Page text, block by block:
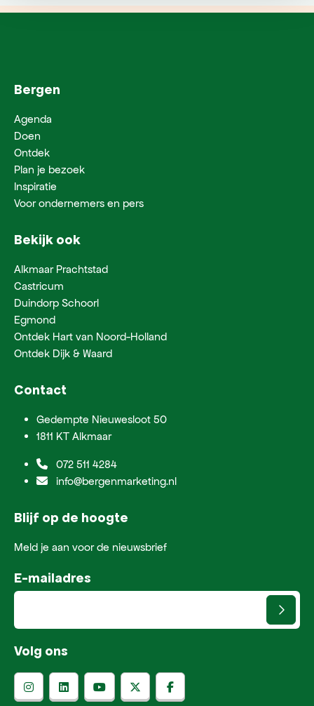
Bergen
Agenda
Doen
Ontdek
Plan je bezoek
Inspiratie
Voor ondernemers en pers
Bekijk ook
Alkmaar Prachtstad
Castricum
Duindorp Schoorl
Egmond
Ontdek Hart van Noord-Holland
Ontdek Dijk & Waard
Contact
Gedempte Nieuwesloot 50
1811 KT Alkmaar
072 511 4284
info@bergenmarketing.nl
Blijf op de hoogte
Meld je aan voor de nieuwsbrief
E-mailadres
Volg ons